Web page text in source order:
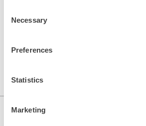
Selection
Necessary
Preferences
Statistics
Marketing